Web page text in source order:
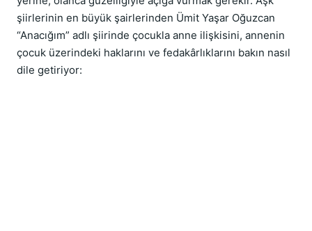
şiirlerinin en büyük şairlerinden Ümit Yaşar Oğuzcan
“Anacığım” adlı şiirinde çocukla anne ilişkisini, annenin
çocuk üzerindeki haklarını ve fedakârlıklarını bakın nasıl
dile getiriyor: